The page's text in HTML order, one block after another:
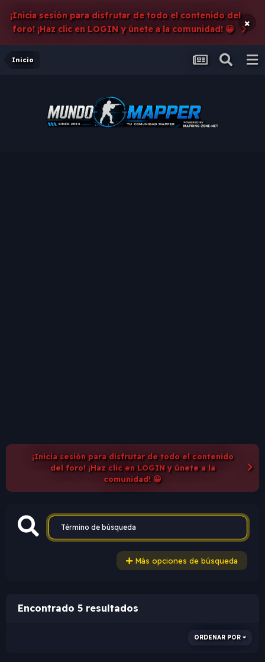
¡Inicia sesión para disfrutar de todo el contenido del
foro! ¡Haz clic en LOGIN y únete a la comunidad! 😀
×
Inicio
¡Inicia sesión para disfrutar de todo el contenido
del foro! ¡Haz clic en LOGIN y únete a la
comunidad! 😀
Más opciones de búsqueda
Encontrado 5 resultados
ORDENAR POR